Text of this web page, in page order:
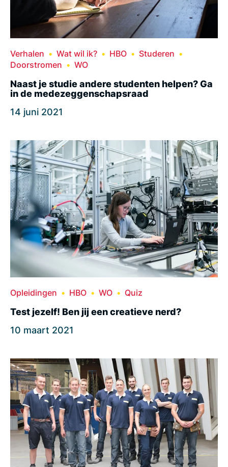
Verhalen Wat wil ik? HBO
Studeren
Doorstromen
WO
Naast je studie andere studenten helpen? Ga
in de medezeggenschapsraad
14 juni 2021
Opleidingen HBO WO Quiz
Test jezelf! Ben jij een creatieve nerd?
10 maart 2021